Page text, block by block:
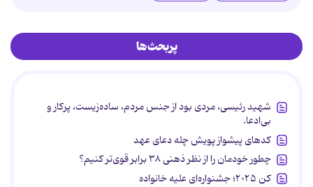
پربحث‌ها
شهید رئیسی، مردی بود از جنس مردم، ساده‌زیست، پرکار و
بی‌ادعا.
کدهای پیشواز پویش چله دعای عهد
چطور خودمان را از نظر ذهنی ۳۸ برابر قوی‌تر کنیم؟
کن ۲۰۲۵؛ جشنواره‌ای علیه خانواده